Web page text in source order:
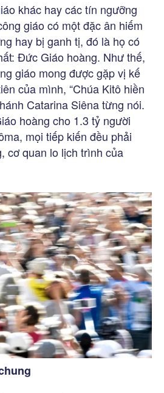
khác hay các tín ngưỡng
giáo có một đặc ân hiếm
hay bị ganh tị, đó là họ có
Đức Giáo hoàng. Như thế,
giáo mong được gặp vị kế
của mình, “Chúa Kitô hiền
Catarina Siêna từng nói.
hoàng cho 1.3 tỷ người
mọi tiếp kiến đều phải
cơ quan lo lịch trình của